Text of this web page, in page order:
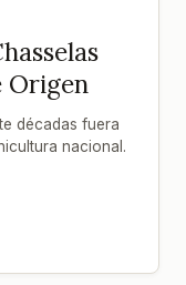
Origen
décadas fuera
nacional.